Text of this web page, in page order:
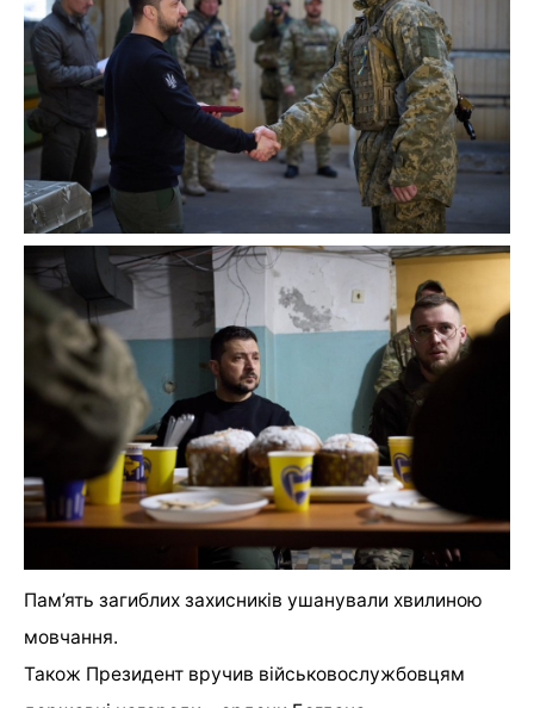
Пам’ять загиблих захисників ушанували хвилиною
мовчання.
Також Президент вручив військовослужбовцям